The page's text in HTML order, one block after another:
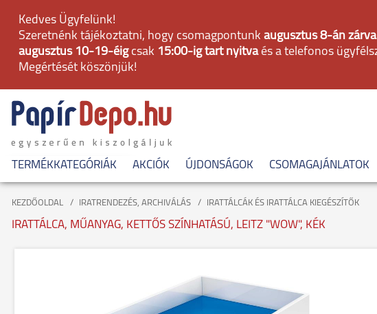
Kedves Ügyfelünk!
Szeretnénk tájékoztatni, hogy csomagpontunk augusztus 8-án
augusztus 10-19-éig csak 15:00-ig tart nyitvaés a telefonos
Megértését köszönjük!
TERMÉKKATEGÓRIÁK AKCIÓK ÚJDONSÁGOK CSOMAGAJÁNLATOK
KEZDŐOLDAL IRATRENDEZÉS, ARCHIVÁLÁS IRATTÁLCÁK ÉS IRATTÁLCA KIEGÉSZÍTŐK
IRATTÁLCA, MŰANYAG, KETTŐS SZÍNHATÁSÚ, LEITZ "WOW", KÉK